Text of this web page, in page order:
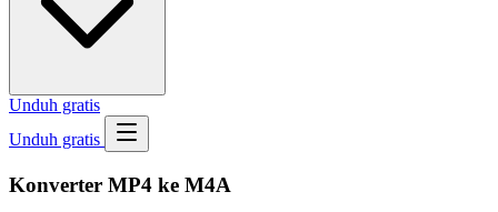
Unduh gratis
Unduh gratis
Konverter MP4 ke M4A